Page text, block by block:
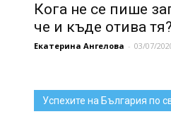
Кога не се пише
че и къде отива тя?
Екатерина Ангелова - 03/07/
Успехите на България по